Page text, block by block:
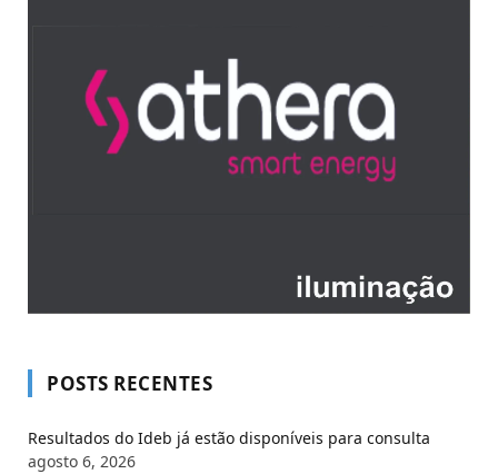
POSTS RECENTES
Resultados do Ideb já estão disponíveis para consulta
agosto 6, 2026